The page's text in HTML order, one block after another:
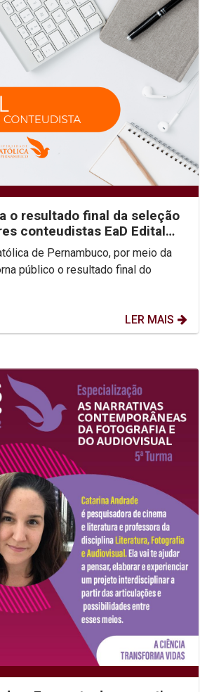
o resultado final da seleção
conteudistas EaD Edital
de Pernambuco, por meio da
público o resultado final do
LER MAIS